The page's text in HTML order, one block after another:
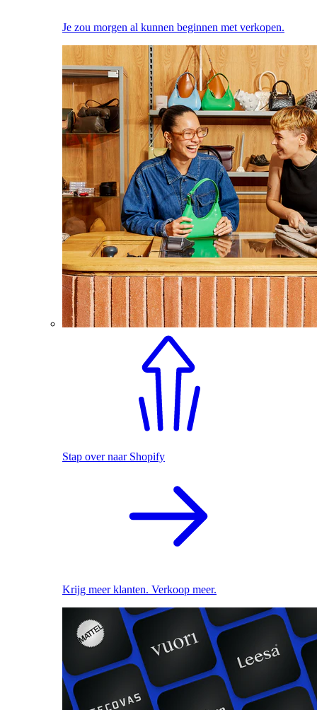
Je zou morgen al kunnen beginnen met verkopen.
Stap over naar Shopify
Krijg meer klanten. Verkoop meer.